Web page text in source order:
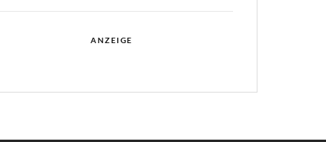
ANZEIGE